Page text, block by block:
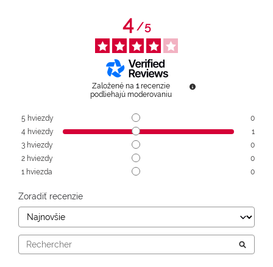
4/5
Založené na 1 recenzie
podliehajú moderovaniu
5 hviezdy
0
4 hviezdy
1
3 hviezdy
0
2 hviezdy
0
1 hviezda 0
Zoradiť recenzie